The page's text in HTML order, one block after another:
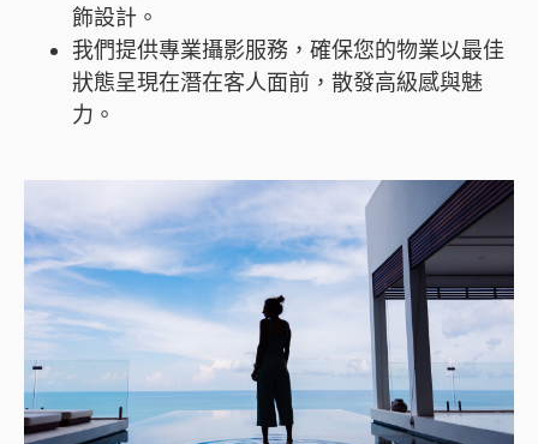
飾設計。
我們提供專業攝影服務，確保您的物業以最佳
狀態呈現在潛在客人面前，散發高級感與魅
力。